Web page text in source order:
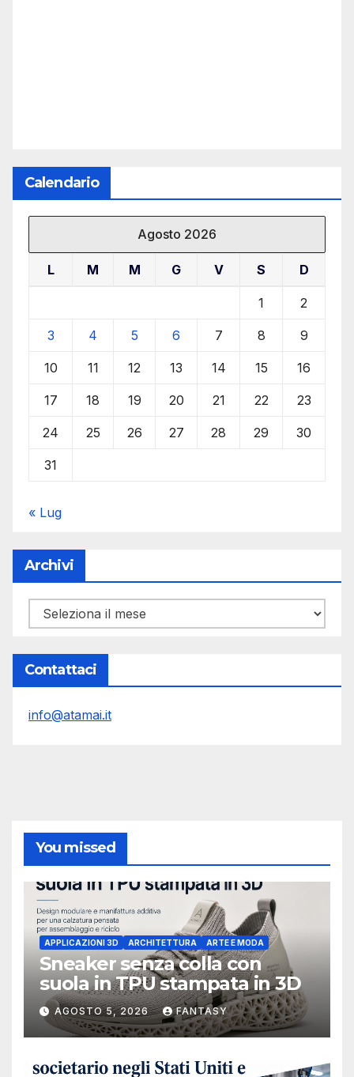
Calendario
Agosto 2026
L M M G V S D
1 2
3 4 5 6 7 8 9
10 11 12 13 14 15 16
17 18 19 20 21 22 23
24 25 26 27 28 29 30
31
« Lug
Archivi
Archivi
Contattaci
info@atamai.it
You missed
APPLICAZIONI 3D ARCHITETTURA ARTE E MODA
Sneaker senza colla con
suola in TPU stampata in 3D
AGOSTO 5, 2026 FANTASY